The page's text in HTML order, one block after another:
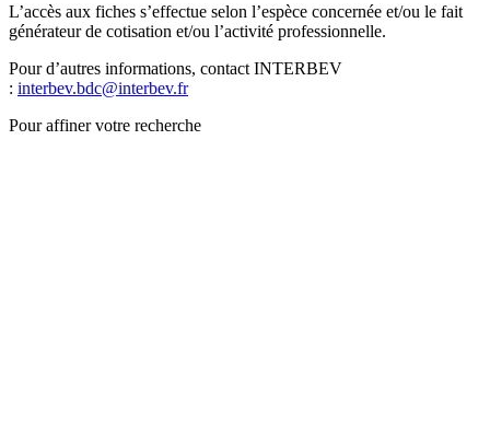
L’accès aux fiches s’effectue selon l’espèce concernée et/ou le fait
générateur de cotisation et/ou l’activité professionnelle.
Pour d’autres informations, contact INTERBEV
: interbev.bdc@interbev.fr
Pour affiner votre recherche